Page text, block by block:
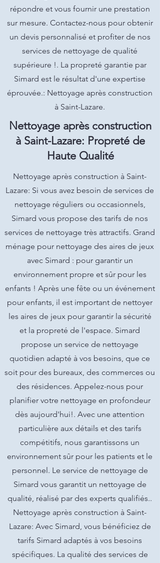
répondre et vous fournir une prestation
sur mesure. Contactez-nous pour obtenir
un devis personnalisé et profiter de nos
services de nettoyage de qualité
supérieure !. La propreté garantie par
Simard est le résultat d'une expertise
éprouvée.: Nettoyage après construction
à Saint-Lazare.
Nettoyage après construction
à Saint-Lazare: Propreté de
Haute Qualité
Nettoyage après construction à Saint-
Lazare: Si vous avez besoin de services de
nettoyage réguliers ou occasionnels,
Simard vous propose des tarifs de nos
services de nettoyage très attractifs. Grand
ménage pour nettoyage des aires de jeux
avec Simard : pour garantir un
environnement propre et sûr pour les
enfants ! Après une fête ou un événement
pour enfants, il est important de nettoyer
les aires de jeux pour garantir la sécurité
et la propreté de l'espace. Simard
propose un service de nettoyage
quotidien adapté à vos besoins, que ce
soit pour des bureaux, des commerces ou
des résidences. Appelez-nous pour
planifier votre nettoyage en profondeur
dès aujourd'hui!. Avec une attention
particulière aux détails et des tarifs
compétitifs, nous garantissons un
environnement sûr pour les patients et le
personnel. Le service de nettoyage de
Simard vous garantit un nettoyage de
qualité, réalisé par des experts qualifiés..
Nettoyage après construction à Saint-
Lazare: Avec Simard, vous bénéficiez de
tarifs Simard adaptés à vos besoins
spécifiques. La qualité des services de